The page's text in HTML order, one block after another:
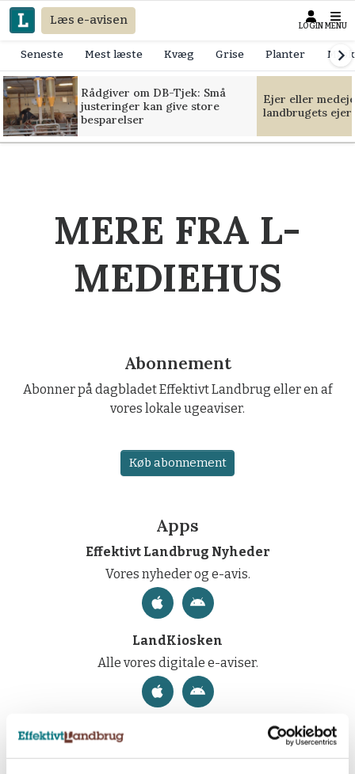
Læs e-avisen LOGIN MENU
Seneste Mest læste Kvæg Grise Planter
Rådgiver om DB-Tjek: Små
justeringer kan give store
besparelser
Ejer eller
landbrugets
MERE FRA L-
MEDIEHUS
Abonnement
Abonner på dagbladet Effektivt Landbrug eller en af
vores lokale ugeaviser.
Køb abonnement
Apps
Effektivt Landbrug Nyheder
Vores nyheder og e-avis.
LandKiosken
Alle vores digitale e-aviser.
Nyhedsbreve